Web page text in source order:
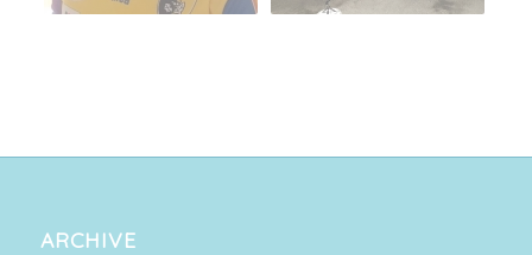
ARCHIVE